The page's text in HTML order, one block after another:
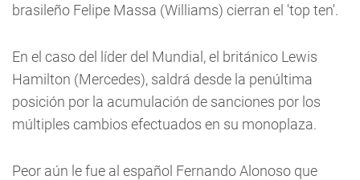
brasileño Felipe Massa (Williams) cierran el 'top ten'.
En el caso del líder del Mundial, el británico Lewis
Hamilton (Mercedes), saldrá desde la penúltima
posición por la acumulación de sanciones por los
múltiples cambios efectuados en su monoplaza.
Peor aún le fue al español Fernando Alonoso que